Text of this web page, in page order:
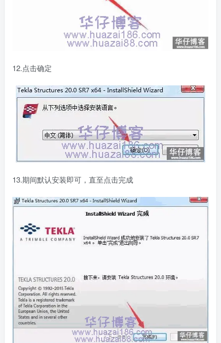
12.点击确定
13.期间默认安装即可，直至点击完成